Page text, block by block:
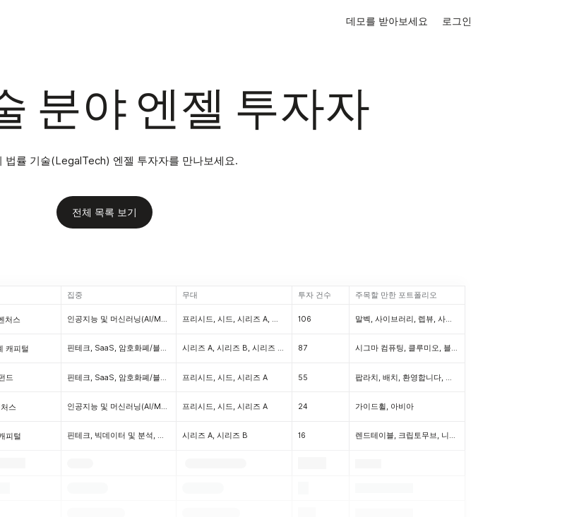
데모를 받아보세요 로그인
분야 엔젤 투자자
법률 기술(LegalTech) 엔젤 투자자를 만나보세요.
전체 목록 보기
집중 무대 투자 건수 주목할 만한 포트폴리오
처스 인공지능 및 머신러닝(AI/ML), 기업 솔루션, 법률 기술, SaaS, 소프트웨어, 사이버 보안, 에드테크, 정보 기술, HR 기술, 영업 자동화, 운송, 광고 기술(AdTech), 전자상거래, 물류, 마케팅 기술(MarTech), 공급망 기술, 엔터테인먼트 및 미디어, 인프라, 빅데이터 및 분석, 핀테크, 클라우드 기술 프리시드, 시드, 시리즈 A, 시리즈 B, 시리즈 C, 시리즈 D 106 말벡, 사이브러리, 렙뷰, 사이브러리, 빔, 화이트박스, 에지커넥스, 치타 디지털, 라이언가드
캐피털 핀테크, SaaS, 암호화폐/블록체인, 광고(애드테크), 빅데이터 및 분석, 프로프테크, 제조, 인공지능 및 머신러닝(AI/ML), 앱, 증강 및 가상 현실(AR/VR), 개발자 도구, 애그테크(팜테크), 오디오테크, B2C, 뷰티, B2B, 바이오테크, 흑인/아프리카계 미국인 창업, 대마초, 기후테크 & 클린테크, 생산성 도구, 클라우드테크, 클라우드 보안, 건설 기술, 통신 인프라, 소비자, CPG, 소비자 인터넷, 크리에이터 경제, CRM, 하드웨어, 사이버 보안, 웨어러블 & 퀀티파이드 셀프, 고객 서비스, D2C, 딥테크, 헬스케어, 엔터테인먼트 & 미디어, 이커머스, 에드테크, HR 테크, 에너지, 엔터프라이즈, e스포츠(게임), 이벤트, 여성 기술, 식음료, 레스토랑 기술, 미래의 일, 정부 기술, 임팩트 투자, 정보 기술, 인프라, 보험 기술, 인터넷, 사물 인터넷(IoT), 통신(TMT), 모바일, 법률 기술, 생명 과학, 마케팅(마테크), 물류, 마켓플레이스, 회의 소프트웨어, 마이크로 모빌리티, 네트워크 보안, 신경과학, 석유 및 가스, 여행, PaaS(플랫폼), 펫테크, 제약, 채용, 리테일테크, 로봇공학, 영업 자동화, 라이드셰어링, 공유 경제, 소셜 미디어, 스포츠, 공급망 기술, 지속 가능성, 여성 창업, 교통, 우주 기술, 소프트웨어 시리즈 A, 시리즈 B, 시리즈 C, 시리즈 D 87 시그마 컴퓨팅, 클루미오, 블루 헥사곤, 솔로.io, 업바운드
드 핀테크, SaaS, 암호화폐/블록체인, 광고(애드테크), 빅데이터 및 분석, 프로프테크, 제조, 인공지능 및 머신러닝(AI/ML), 앱, 증강 및 가상 현실(AR/VR), 개발자 도구, 애그테크(팜테크), 오디오테크, B2C, 뷰티, B2B, 바이오테크, 흑인/아프리카계 미국인 창업, 대마초, 기후테크 & 클린테크, 생산성 도구, 클라우드테크, 클라우드 보안, 건설 기술, 통신 인프라, 소비자, CPG, 소비자 인터넷, 크리에이터 경제, CRM, 하드웨어, 사이버 보안, 웨어러블 & 퀀티파이드 셀프, 고객 서비스, D2C, 딥테크, 헬스케어, 엔터테인먼트 & 미디어, 이커머스, 에드테크, HR 테크, 에너지, 엔터프라이즈, e스포츠(게임), 이벤트, 여성 기술, 식음료, 레스토랑 기술, 미래의 일, 정부 기술, 임팩트 투자, 정보 기술, 인프라, 보험 기술, 인터넷, 사물 인터넷(IoT), 통신(TMT), 모바일, 법률 기술, 생명 과학, 마케팅(마테크), 물류, 마켓플레이스, 회의 소프트웨어, 마이크로 모빌리티, 네트워크 보안, 신경과학, 석유 및 가스, 여행, PaaS(플랫폼), 펫테크, 제약, 채용, 리테일테크, 로봇공학, 영업 자동화, 라이드셰어링, 공유 경제, 소셜 미디어, 스포츠, 공급망 기술, 지속 가능성, 여성 창업, 교통, 우주 기술, 소프트웨어 프리시드, 시드, 시리즈 A 55 팝라치, 배치, 환영합니다, 나중에 봐요, 저스트포인트, 메인스트리트, 파이프, 탠덤, 슈퍼그레이트
스 인공지능 및 머신러닝(AI/ML), 핀테크, 사이버 보안, 헬스케어, 전자상거래, 펨테크, HR 테크, 법률 테크, 마케팅(마테크), 프로프테크, SaaS, 공급망 기술 프리시드, 시드, 시리즈 A 24 가이드휠, 아비아
피털 핀테크, 빅데이터 및 분석, 인공지능 및 머신러닝(AI/ML), 법률 기술, 암호화폐/블록체인, SaaS 시리즈 A, 시리즈 B 16 렌드테이블, 크립토무브, 니어사이드, 루나, 바우치, 레볼루트